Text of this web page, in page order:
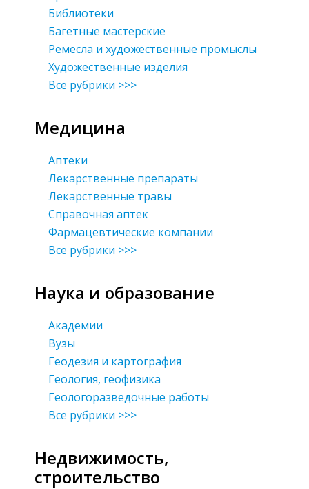
Библиотеки
Багетные мастерские
Ремесла и художественные промыслы
Художественные изделия
Все рубрики >>>
Медицина
Аптеки
Лекарственные препараты
Лекарственные травы
Справочная аптек
Фармацевтические компании
Все рубрики >>>
Наука и образование
Академии
Вузы
Геодезия и картография
Геология, геофизика
Геологоразведочные работы
Все рубрики >>>
Недвижимость,
строительство